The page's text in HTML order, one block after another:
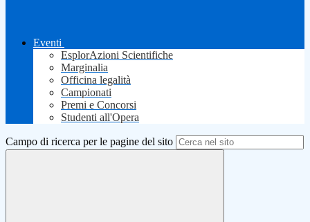
Eventi
EsplorAzioni Scientifiche
Marginalia
Officina legalità
Campionati
Premi e Concorsi
Studenti all'Opera
Campo di ricerca per le pagine del sito